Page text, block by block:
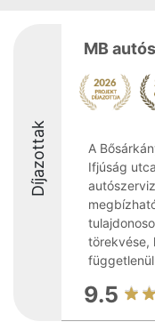
Díjazottak
MB
A
Ifjúság
törekvése,
9.5